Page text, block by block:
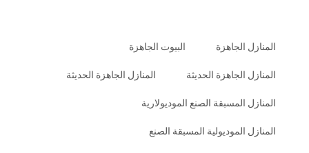
المنازل الجاهزة البيوت الجاهزة
المنازل الجاهزة الحديثة المنازل الجاهزة الحديثة
المنازل المسبقة الصنع الموديولارية
المنازل الموديولية المسبقة الصنع